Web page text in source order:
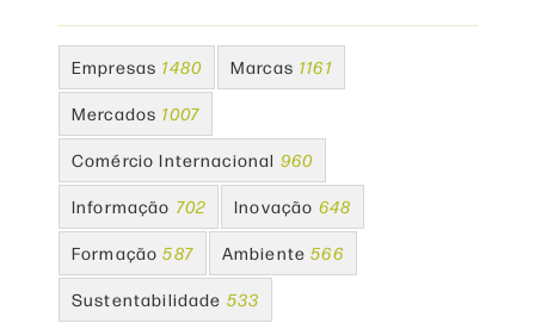
Empresas 1480 Marcas 1161
Mercados 1007
Comércio Internacional 960
Informação 702 Inovação 648
Formação 587 Ambiente 566
Sustentabilidade 533